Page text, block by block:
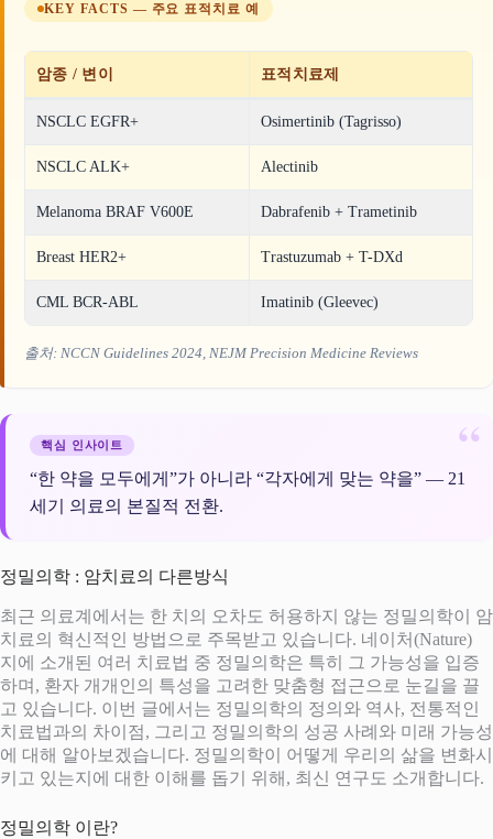
KEY FACTS — 주요 표적치료 예
암종 / 변이 표적치료제
NSCLC EGFR+ Osimertinib (Tagrisso)
NSCLC ALK+ Alectinib
Melanoma BRAF V600E Dabrafenib + Trametinib
Breast HER2+ Trastuzumab + T-DXd
CML BCR-ABL Imatinib (Gleevec)
출처: NCCN Guidelines 2024, NEJM Precision Medicine Reviews
핵심 인사이트
“한 약을 모두에게”가 아니라 “각자에게 맞는 약을” — 21
세기 의료의 본질적 전환.
정밀의학 : 암치료의 다른방식
최근 의료계에서는 한 치의 오차도 허용하지 않는 정밀의학이 암
치료의 혁신적인 방법으로 주목받고 있습니다. 네이처(Nature)
지에 소개된 여러 치료법 중 정밀의학은 특히 그 가능성을 입증
하며, 환자 개개인의 특성을 고려한 맞춤형 접근으로 눈길을 끌
고 있습니다. 이번 글에서는 정밀의학의 정의와 역사, 전통적인
치료법과의 차이점, 그리고 정밀의학의 성공 사례와 미래 가능성
에 대해 알아보겠습니다. 정밀의학이 어떻게 우리의 삶을 변화시
키고 있는지에 대한 이해를 돕기 위해, 최신 연구도 소개합니다.
정밀의학 이란?